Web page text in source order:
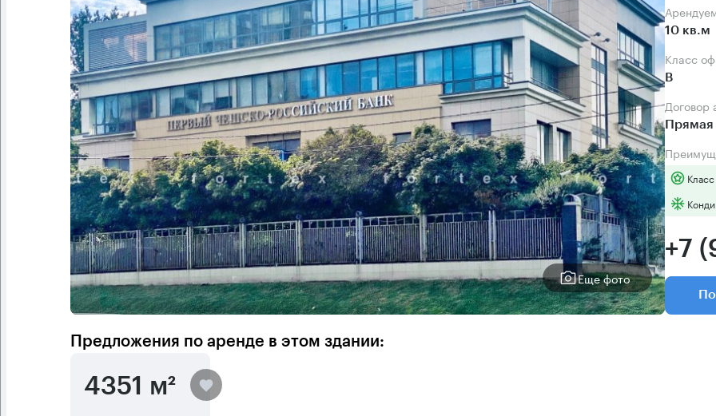
Еще фото
10 кв.м
Класс
B
Прямая
+7
Предложения по аренде в этом здании:
4351 м²